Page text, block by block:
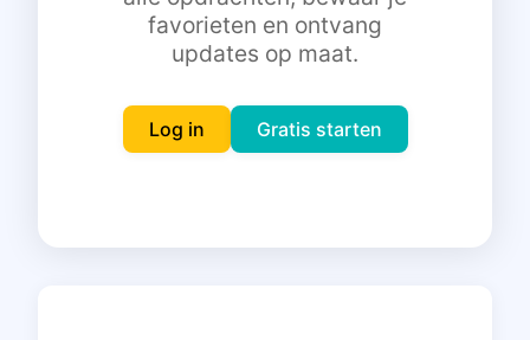
Inloggen
Gratis starten
favorieten en ontvang
updates op maat.
Log in Gratis starten